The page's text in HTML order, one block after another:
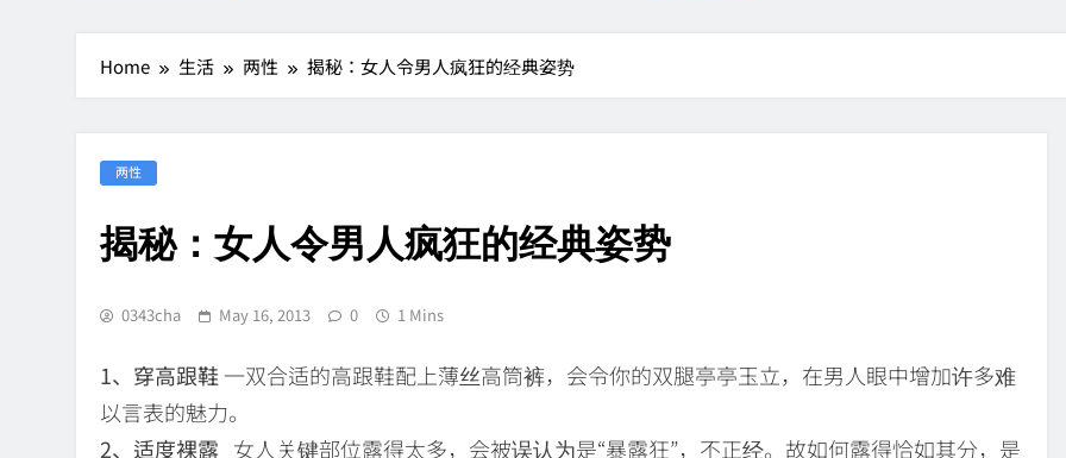
Home 生活 两性 揭秘：女人令男人疯狂的经典姿势
两性
揭秘：女人令男人疯狂的经典姿势
0343cha May 16, 2013 0 1 Mins
1、穿高跟鞋一双合适的高跟鞋配上薄丝高筒裤，会令你的双腿亭亭玉立，在男人眼中增加许多难
以言表的魅力。
2、适度裸露 女人关键部位露得太多，会被误认为是“暴露狂”，不正经。故如何露得恰如其分，是